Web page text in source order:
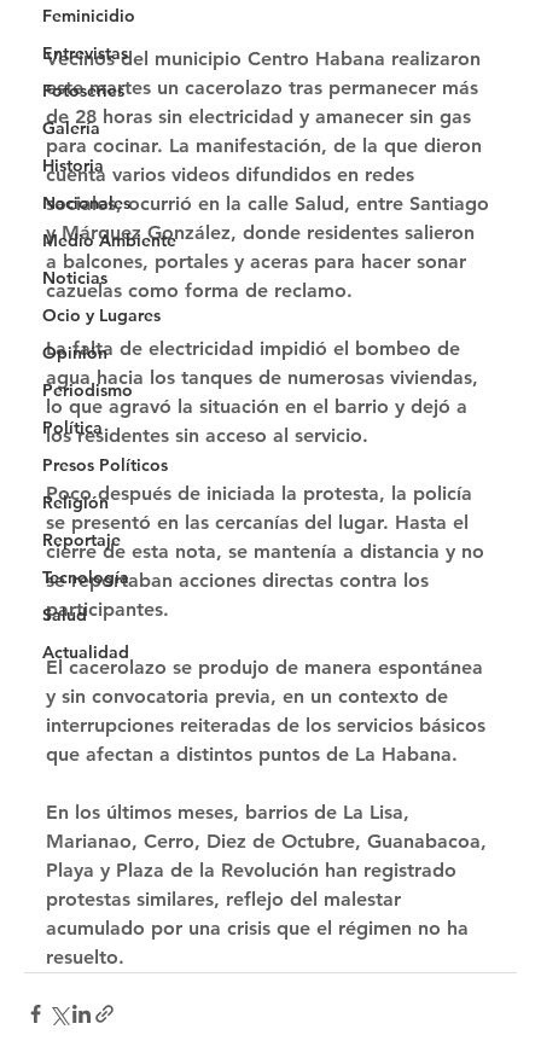
Feminicidio
Entrevistas
Fotoseries
Galería
Historia
Nacionales
Medio Ambiente
Noticias
Ocio y Lugares
Opinión
Periodismo
Política
Presos Políticos
Religión
Reportaje
Tecnología
Salud
Actualidad
Vecinos del municipio Centro Habana realizaron
este martes un cacerolazo tras permanecer más
de 28 horas sin electricidad y amanecer sin gas
para cocinar. La manifestación, de la que dieron
cuenta varios videos difundidos en redes
sociales, ocurrió en la calle Salud, entre Santiago
y Márquez González, donde residentes salieron
a balcones, portales y aceras para hacer sonar
cazuelas como forma de reclamo.
La falta de electricidad impidió el bombeo de
agua hacia los tanques de numerosas viviendas,
lo que agravó la situación en el barrio y dejó a
los residentes sin acceso al servicio.
Poco después de iniciada la protesta, la policía
se presentó en las cercanías del lugar. Hasta el
cierre de esta nota, se mantenía a distancia y no
se reportaban acciones directas contra los
participantes.
El cacerolazo se produjo de manera espontánea
y sin convocatoria previa, en un contexto de
interrupciones reiteradas de los servicios básicos
que afectan a distintos puntos de La Habana.
En los últimos meses, barrios de La Lisa,
Marianao, Cerro, Diez de Octubre, Guanabacoa,
Playa y Plaza de la Revolución han registrado
protestas similares, reflejo del malestar
acumulado por una crisis que el régimen no ha
resuelto.